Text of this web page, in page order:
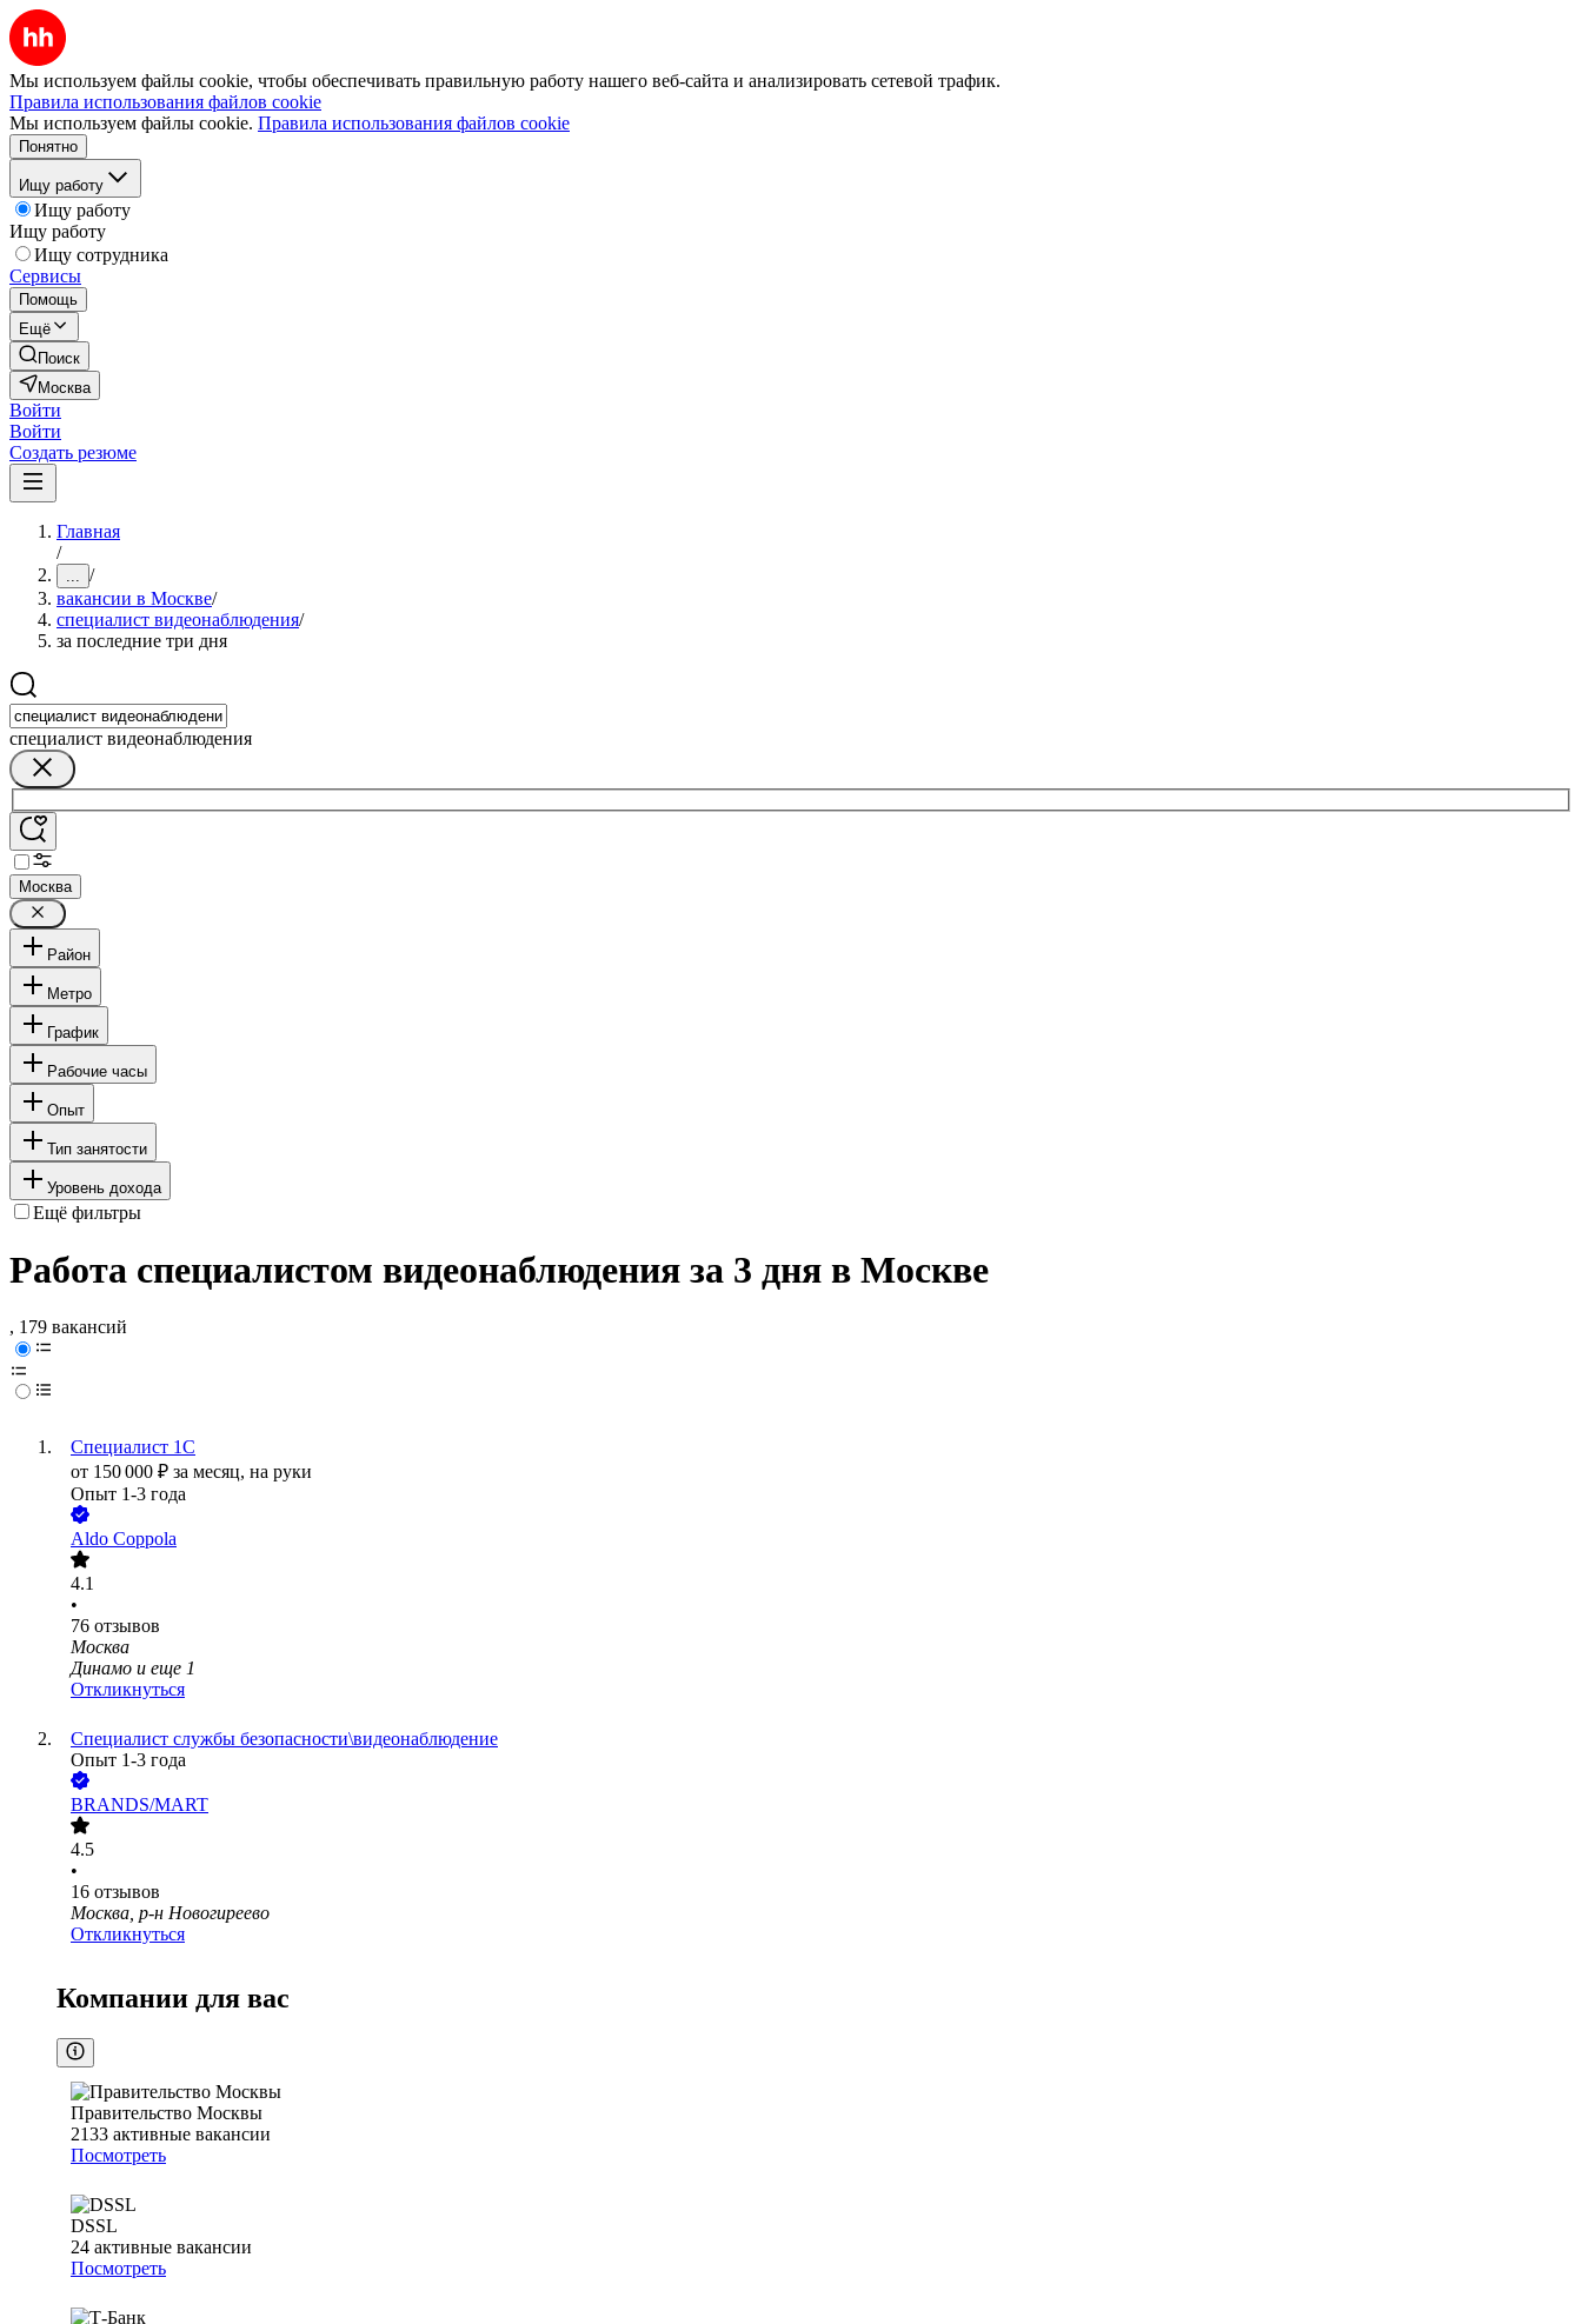
Мы используем файлы cookie, чтобы обеспечивать правильную работу нашего веб-сайта и анализировать сетевой трафик.
Правила использования файлов cookie
Мы используем файлы cookie. Правила использования файлов cookie
Понятно
Ищу работу
Ищу работу
Ищу работу
Ищу сотрудника
Сервисы
Помощь
Ещё
Поиск
Москва
Войти
Войти
Создать резюме
Главная
/
... /
вакансии в Москве/
специалист видеонаблюдения/
за последние три дня
специалист видеонаблюдения
Москва
Район
Метро
График
Рабочие часы
Опыт
Тип занятости
Уровень дохода
Ещё фильтры
Работа специалистом видеонаблюдения за 3 дня в Москве
, 179 вакансий
Специалист 1С
от 150 000 ₽ за месяц, на руки
Опыт 1-3 года
Aldo Coppola
4.1
•
76 отзывов
Москва
Динамо и еще 1
Откликнуться
Специалист службы безопасности\видеонаблюдение
Опыт 1-3 года
BRANDS/MART
4.5
•
16 отзывов
Москва, р-н Новогиреево
Откликнуться
Компании для вас
Правительство Москвы
2133 активные вакансии
Посмотреть
DSSL
24 активные вакансии
Посмотреть